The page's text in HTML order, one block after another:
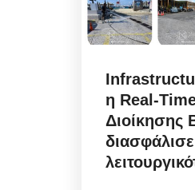
η Real-
Διοίκησης
Η